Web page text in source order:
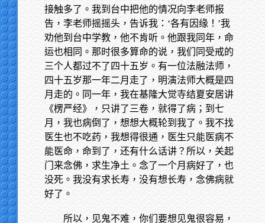
接触多了。我到台中把他的情况向李老师报
告，李老师摇摇头，告诉我：‘各有因缘！’我
劝他到台中学教，他不肯听。他跟我同年，命
运也相同。那时很多算命的说，我们同受戒的
三个人都过不了四十五岁。有一位法融法师，
四十五岁那一年二月走了，明演法师大概是四
月走的。同一年，我在基隆大觉寺结夏安居讲
《楞严经》，只讲了三卷，就得了病；到七
月，我也病倒了，想想大概轮到我了。我不找
医生也不吃药，我想得很通，医生只能医病不
能医命，命到了，还有什么话讲？所以，关起
门来念佛，求生净土。念了一个月病好了，也
没死。我没有求长寿，没有想长寿，念佛病就
好了。
所以，见鬼不难，你们要想见鬼很容易，